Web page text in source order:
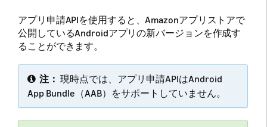
アプリ申請APIを使用すると、Amazonアプリストアで
公開しているAndroidアプリの新バージョンを作成す
ることができます。
注： 現時点では、アプリ申請APIはAndroid
App Bundle（AAB）をサポートしていません。